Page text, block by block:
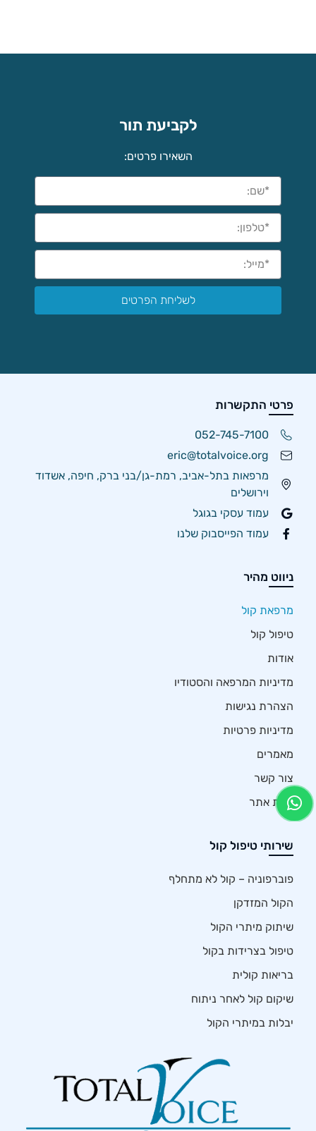
לקביעת תור
השאירו פרטים:
לשליחת הפרטים
פרטי התקשרות
052-745-7100
eric@totalvoice.org
מרפאות בתל-אביב, רמת-גן/בני ברק, חיפה, אשדוד
וירושלים
עמוד עסקי בגוגל
עמוד הפייסבוק שלנו
ניווט מהיר
מרפאת קול
טיפול קול
אודות
מדיניות המרפאה והסטודיו
הצהרת נגישות
מדיניות פרטיות
מאמרים
צור קשר
מפת אתר
שירותי טיפול קול
פוברפוניה – קול לא מתחלף
הקול המזדקן
שיתוק מיתרי הקול
טיפול בצרידות בקול
בריאות קולית
שיקום קול לאחר ניתוח
יבלות במיתרי הקול